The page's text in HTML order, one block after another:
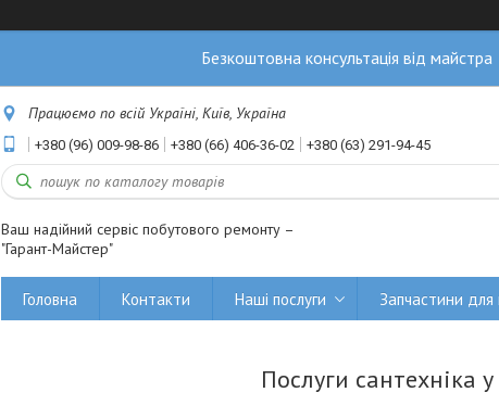
Безкоштовна консультація від
Працюємо по всій Україні, Київ, Україна
+380 (96) 009-98-86 +380 (66) 406-36-02 +380 (63) 291-94-45
Ваш надійний сервіс побутового ремонту –
"Гарант-Майстер"
Головна Контакти Наші послуги Запчастини для
Послуги сантехніка